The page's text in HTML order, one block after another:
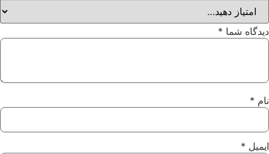
دیدگاه شما *
نام *
ایمیل *